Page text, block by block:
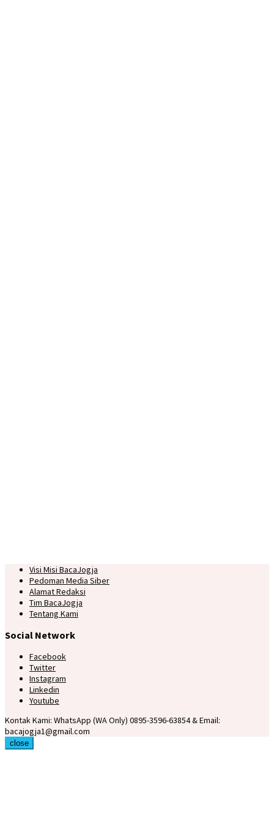
Visi Misi BacaJogja
Pedoman Media Siber
Alamat Redaksi
Tim BacaJogja
Tentang Kami
Social Network
Facebook
Twitter
Instagram
Linkedin
Youtube
Kontak Kami: WhatsApp (WA Only) 0895-3596-63854 & Email:
bacajogja1@gmail.com
close